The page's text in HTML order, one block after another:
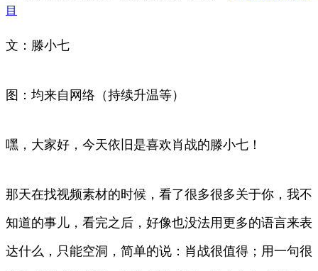
目
文：滕小七
图：均来自网络（持续升温等）
嘿，大家好，今天依旧是喜欢肖战的滕小七！
那天在找视频素材的时候，看了很多很多关于你，我不
知道的事儿，看完之后，好像也没法用更多的语言来表
达什么，只能空洞，简单的说：肖战很值得；用一句很